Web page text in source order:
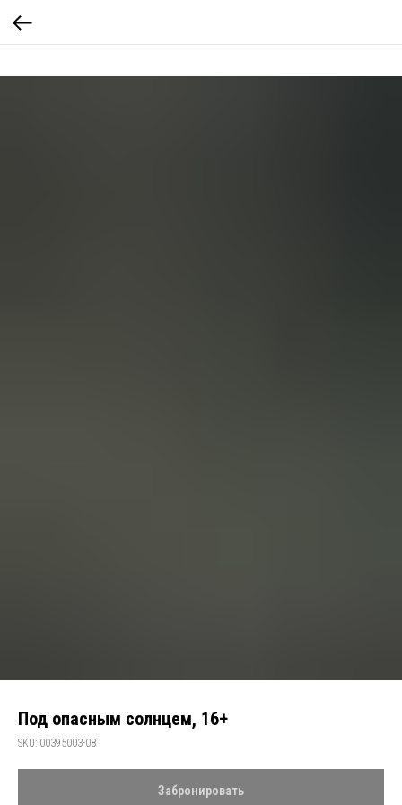
Под опасным солнцем, 16+
SKU: 00395003-08
Забронировать